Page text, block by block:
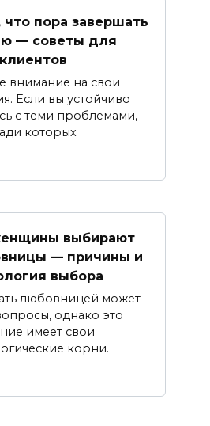
что пора завершать
— советы для
клиентов
внимание на свои
Если вы устойчиво
с теми проблемами,
которых
выбирают
— причины и
выбора
любовницей может
однако это
имеет свои
корни.